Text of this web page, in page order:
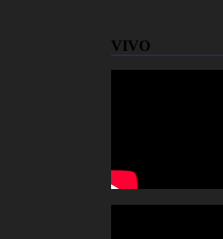
VIVO